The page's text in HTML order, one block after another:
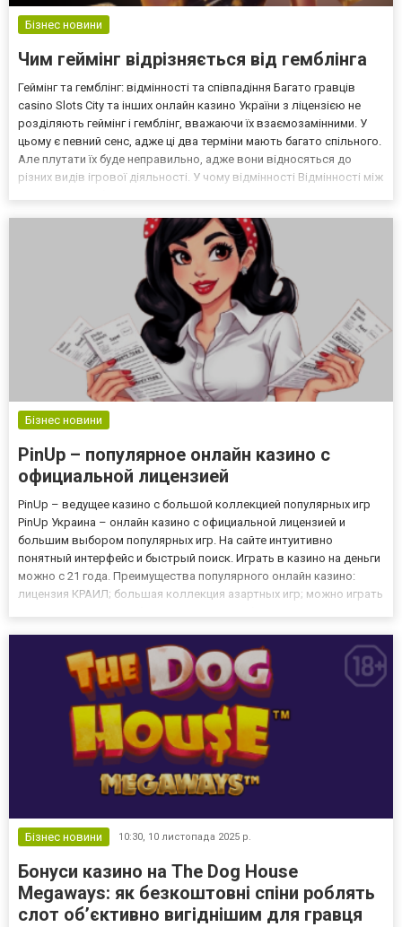
Бізнес новини
Чим геймінг відрізняється від гемблінга
Геймінг та гемблінг: відмінності та співпадіння Багато гравців
casino Slots City та інших онлайн казино України з ліцензією не
розділяють геймінг і гемблінг, вважаючи їх взаємозамінними. У
цьому є певний сенс, адже ці два терміни мають багато спільного.
Але плутати їх буде неправильно, адже вони відносяться до
різних видів ігрової діяльності. У чому відмінності Відмінності між
Бізнес новини
PinUp – популярное онлайн казино с
официальной лицензией
PinUp – ведущее казино с большой коллекцией популярных игр
PinUp Украина – онлайн казино с официальной лицензией и
большим выбором популярных игр. На сайте интуитивно
понятный интерфейс и быстрый поиск. Играть в казино на деньги
можно с 21 года. Преимущества популярного онлайн казино:
лицензия КРАИЛ; большая коллекция азартных игр; можно играть
Бізнес новини 10:30, 10 листопада 2025 р.
Бонуси казино на The Dog House
Megaways: як безкоштовні спіни роблять
слот об’єктивно вигіднішим для гравця